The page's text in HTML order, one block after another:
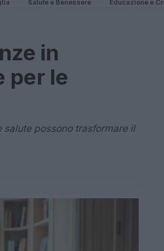
Salute e Benessere Educazione e
in
per le
possono trasformare il